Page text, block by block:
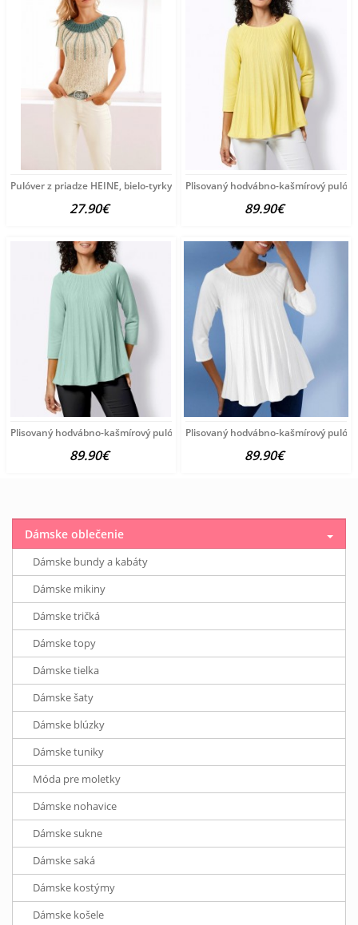
Pulóver z priadze HEINE, bielo-tyrkysový
27.90€
Plisovaný hodvábno-kašmírový
89.90€
Plisovaný hodvábno-kašmírový pulóver vzhľadom Création
89.90€
Plisovaný hodvábno-kašmírový
89.90€
Dámske oblečenie
Dámske bundy a kabáty
Dámske mikiny
Dámske tričká
Dámske topy
Dámske tielka
Dámske šaty
Dámske blúzky
Dámske tuniky
Móda pre moletky
Dámske nohavice
Dámske sukne
Dámske saká
Dámske kostýmy
Dámske košele